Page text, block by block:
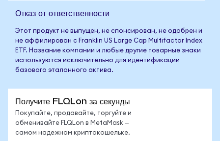
Отказ от ответственности
Этот продукт не выпущен, не спонсирован, не одобрен и
не аффилирован с Franklin US Large Cap Multifactor Index
ETF. Название компании и любые другие товарные знаки
используются исключительно для идентификации
базового эталонного актива.
Получите FLQLon за секунды
Покупайте, продавайте, торгуйте и
обменивайте FLQLon в MetaMask —
самом надёжном криптокошельке.